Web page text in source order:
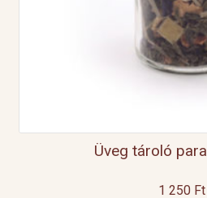
Üveg tároló
1 250 Ft